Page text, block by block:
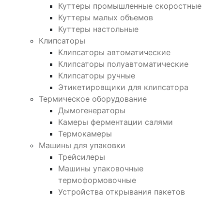
Куттеры промышленные скоростные
Куттеры малых объемов
Куттеры настольные
Клипсаторы
Клипсаторы автоматические
Клипсаторы полуавтоматические
Клипсаторы ручные
Этикетировщики для клипсатора
Термическое оборудование
Дымогенераторы
Камеры ферментации салями
Термокамеры
Машины для упаковки
Трейсилеры
Машины упаковочные
термоформовочные
Устройства открывания пакетов